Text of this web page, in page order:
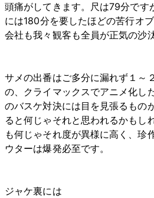
頭痛がしてきます。尺は79分です
には180分を要したほどの苦行オ
会社も我々観客も全員が正気の沙
サメの出番はご多分に漏れず１～
の、クライマックスでアニメ化し
のバスケ対決には目を見張るもの
ると何じゃそれと思われるかもし
も何じゃそれ度が異様に高く、珍
ウターは爆発必至です。
ジャケ裏には